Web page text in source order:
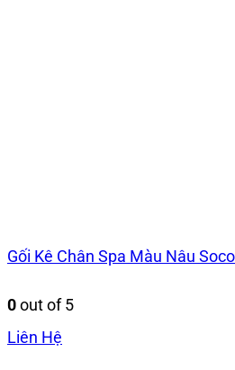
Gối Kê Chân Spa Màu Nâu
0out of 5
Liên Hệ